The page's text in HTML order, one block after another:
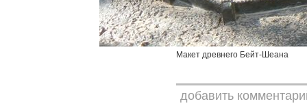
Макет древнего Бейт-Шеана
добавить